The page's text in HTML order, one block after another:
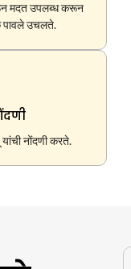
मदत उपलब्ध करून
पावले उचलते.
नोंदणी करते.